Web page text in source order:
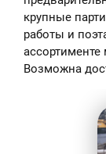
крупные
работы и
Возможна